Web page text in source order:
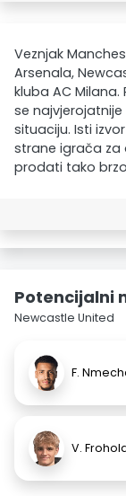
Veznjak
Arsenala,
kluba AC Milana.
se
situaciju. Isti
strane igrača za
prodati tako
Potencijalni
Newcastle United
F.
V.